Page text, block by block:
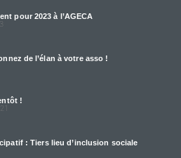
pour 2023 à l’AGECA
de l’élan à votre asso !
!
: Tiers lieu d’inclusion sociale